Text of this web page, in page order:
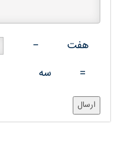
هفت
−
=
سه
ارسال